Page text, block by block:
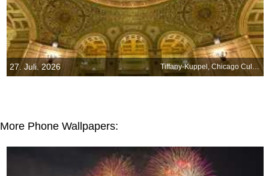
27. Juli. 2026 Tiffany-Kuppel, Chicago Cultural Center, Illinois, USA
More Phone Wallpapers: